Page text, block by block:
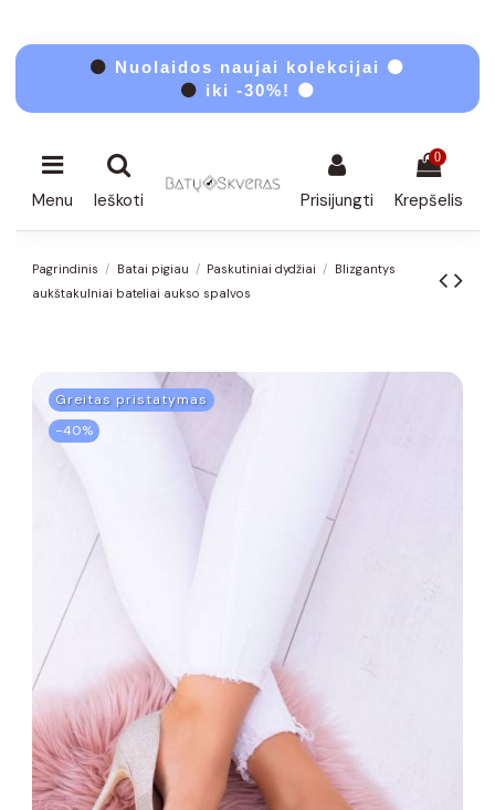
⚫ Nuolaidos naujai kolekcijai ⚫
⚫ iki -30%! ⚫
Menu Ieškoti Prisijungti
0
Krepšelis
Pagrindinis Batai pigiau Paskutiniai dydžiai
Blizgantys
aukštakulniai bateliai aukso spalvos
Greitas pristatymas
−40%